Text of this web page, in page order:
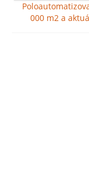
000 m2 a